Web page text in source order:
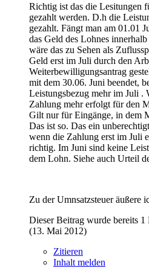
Richtig ist das die Lesitungen
gezahlt werden. D.h die
gezahlt. Fängt man am 01.01
das Geld des Lohnes
wäre das zu Sehen als
Geld erst im Juli durch den
Weiterbewilligungsantrag
mit dem 30.06. Juni beendet,
Leistungsbezug mehr im Juli .
Zahlung mehr erfolgt für den
Gilt nur für Eingänge, in dem
Das ist so. Das ein
wenn die Zahlung erst im Juli
richtig. Im Juni sind keine
dem Lohn. Siehe auch Urteil
Zu der Umnsatzsteuer äußere
Dieser Beitrag wurde bereits
(13. Mai 2012)
Zitieren
Inhalt melden